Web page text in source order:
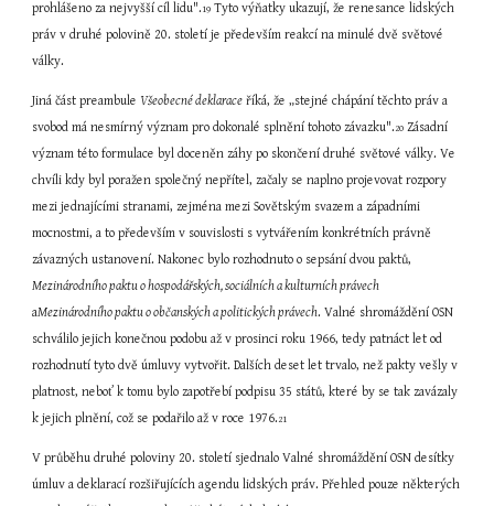
prohlášeno za nejvyšší cíl lidu".19 Tyto výňatky ukazují, že renesance lidských
práv v druhé polovině 20. století je především reakcí na minulé dvě světové
války.
Jiná část preambule Všeobecné deklarace říká, že „stejné chápání těchto práv a
svobod má nesmírný význam pro dokonalé splnění tohoto závazku".20 Zásadní
význam této formulace byl doceněn záhy po skončení druhé světové války. Ve
chvíli kdy byl poražen společný nepřítel, začaly se naplno projevovat rozpory
mezi jednajícími stranami, zejména mezi Sovětským svazem a západními
mocnostmi, a to především v souvislosti s vytvářením konkrétních právně
Mezinárodního paktu o hospodářských, sociálních a kulturních právech
aMezinárodního paktu o občanských a politických právech. Valné shromáždění OSN
schválilo jejich konečnou podobu až v prosinci roku 1966, tedy patnáct let od
rozhodnutí tyto dvě úmluvy vytvořit. Dalších deset let trvalo, než pakty vešly v
platnost, neboť k tomu bylo zapotřebí podpisu 35 států, které by se tak zavázaly
k jejich plnění, což se podařilo až v roce 1976.21
V průběhu druhé poloviny 20. století sjednalo Valné shromáždění OSN desítky
úmluv a deklarací rozšiřujících agendu lidských práv. Přehled pouze některých